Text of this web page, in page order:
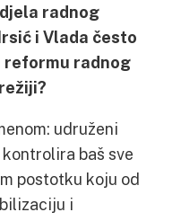
radnog
i Vlada često
reformu radnog
udruženi
baš sve
postotku koju od
i